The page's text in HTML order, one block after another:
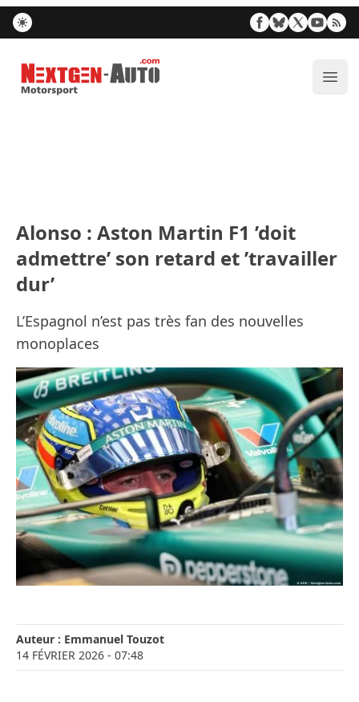
Nextgen-Auto.com
Alonso : Aston Martin F1 ’doit
admettre’ son retard et ’travailler
dur’
L’Espagnol n’est pas très fan des nouvelles
monoplaces
Auteur : Emmanuel Touzot
14 FÉVRIER 2026 - 07:48